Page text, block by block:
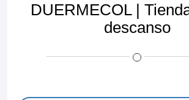
DUERMECOL |
descanso